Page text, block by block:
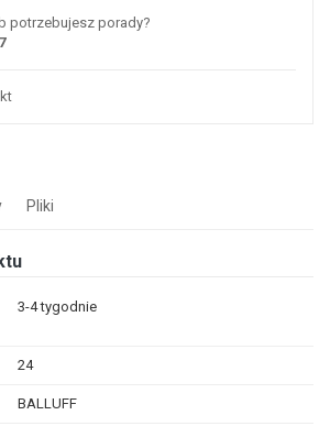
potrzebujesz porady?
Pliki
3-4 tygodnie
24
BALLUFF